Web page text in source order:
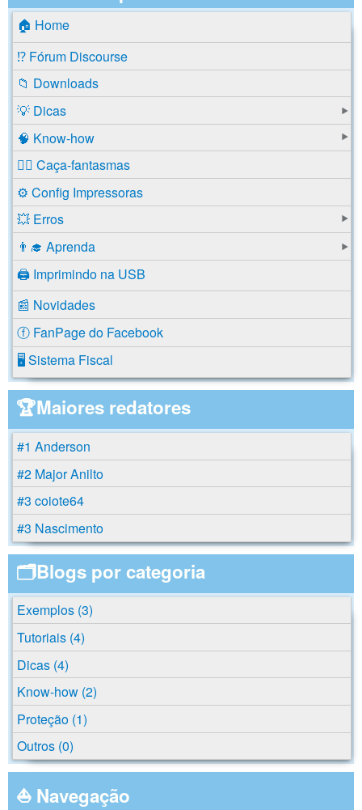
🏠 Home
⁉️ Fórum Discourse
📁 Downloads
💡 Dicas
🧠 Know-how
🕵️‍♂️ Caça-fantasmas
⚙️ Config Impressoras
💥 Erros
👨‍🎓 Aprenda
🖨️ Imprimindo na USB
📰 Novidades
ⓕ FanPage do Facebook
🖥️ Sistema Fiscal
🏆Maiores redatores
#1 Anderson
#2 Major Anilto
#3 coiote64
#3 Nascimento
🗂️Blogs por categoria
Exemplos (3)
Tutoriais (4)
Dicas (4)
Know-how (2)
Proteção (1)
Outros (0)
⛵ Navegação